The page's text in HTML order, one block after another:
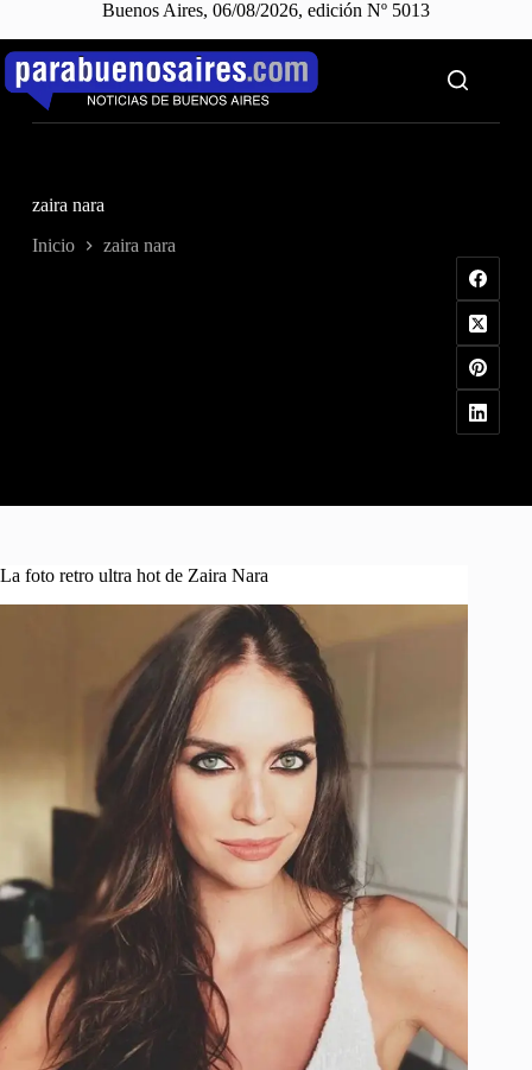
Buenos Aires, 06/08/2026, edición Nº 5013
Saltar
contenido
zaira nara
Inicio zaira nara
La foto retro ultra hot de Zaira Nara